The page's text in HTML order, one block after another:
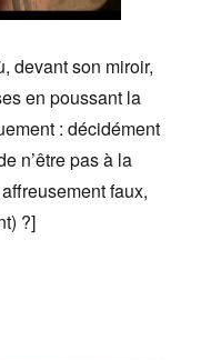
devant son miroir,
en poussant la
: décidément
n’être pas à la
faux,
?]